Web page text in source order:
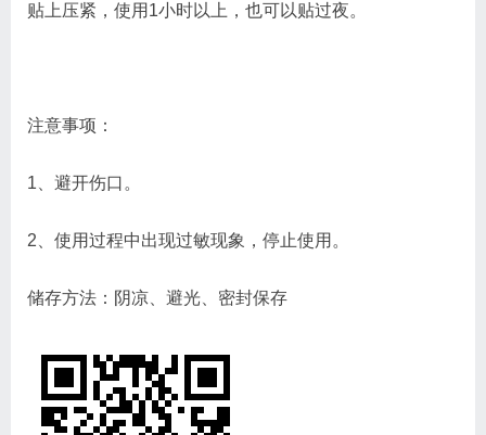
贴上压紧，使用1小时以上，也可以贴过夜。
注意事项：
1、避开伤口。
2、使用过程中出现过敏现象，停止使用。
储存方法：阴凉、避光、密封保存